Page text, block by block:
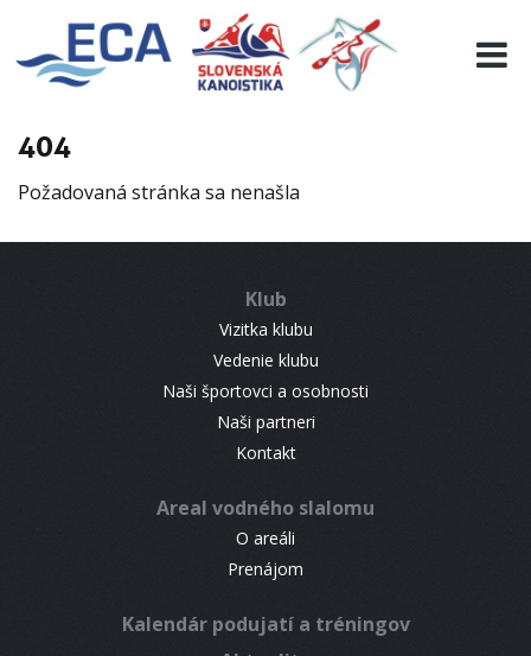
404
Požadovaná stránka sa nenašla
Klub
Vizitka klubu
Vedenie klubu
Naši športovci a osobnosti
Naši partneri
Kontakt
Areal vodného slalomu
O areáli
Prenájom
Kalendár podujatí a tréningov
EURO 19
INFO
RESULTS
CONTACT